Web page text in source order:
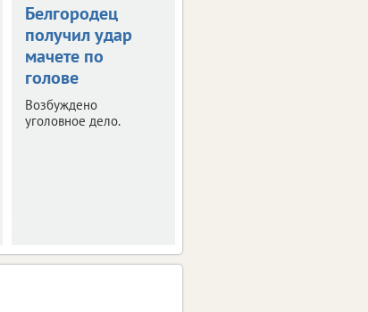
Белгородец
получил удар
мачете по
голове
Возбуждено
уголовное дело.